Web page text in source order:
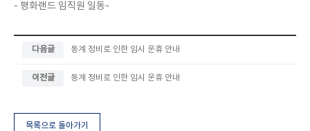
- 평화랜드 임직원 일동-
다음글 동계 정비로 인한 임시 운휴 안내
이전글 동계 정비로 인한 임시 운휴 안내
목록으로 돌아가기